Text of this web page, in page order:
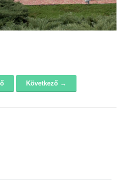
Következő →